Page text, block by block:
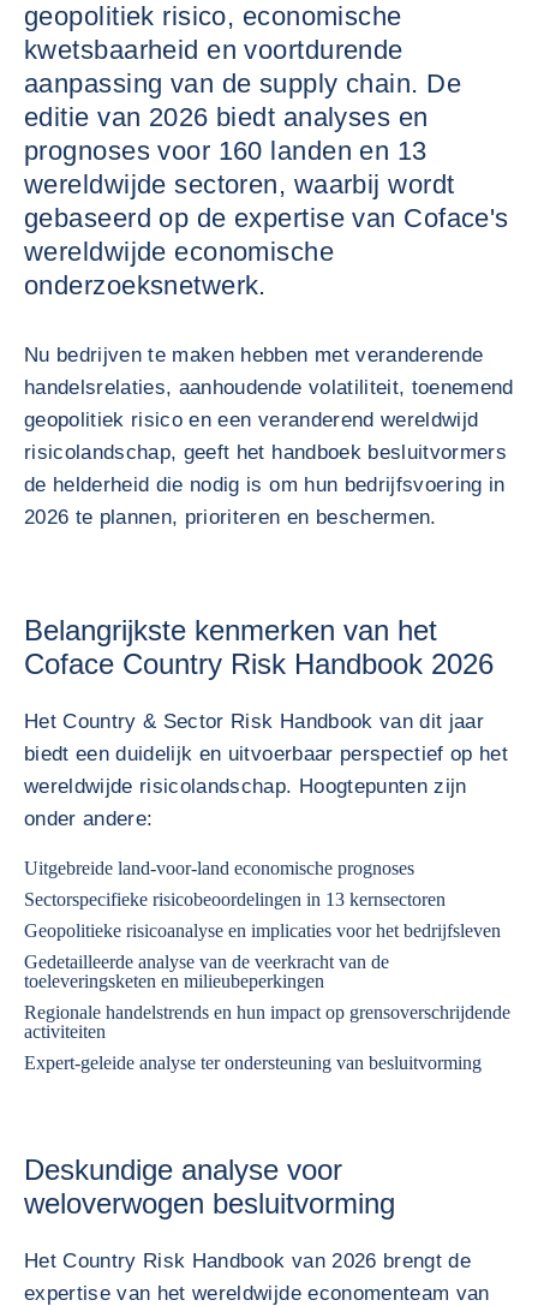
geopolitiek risico, economische
kwetsbaarheid en voortdurende
aanpassing van de supply chain. De
editie van 2026 biedt analyses en
prognoses voor 160 landen en 13
wereldwijde sectoren, waarbij wordt
gebaseerd op de expertise van Coface's
wereldwijde economische
onderzoeksnetwerk.
Nu bedrijven te maken hebben met veranderende
handelsrelaties, aanhoudende volatiliteit, toenemend
geopolitiek risico en een veranderend wereldwijd
risicolandschap, geeft het handboek besluitvormers
de helderheid die nodig is om hun bedrijfsvoering in
2026 te plannen, prioriteren en beschermen.
Belangrijkste kenmerken van het
Coface Country Risk Handbook 2026
Het Country & Sector Risk Handbook van dit jaar
biedt een duidelijk en uitvoerbaar perspectief op het
wereldwijde risicolandschap. Hoogtepunten zijn
onder andere:
Uitgebreide land-voor-land economische prognoses
Sectorspecifieke risicobeoordelingen in 13 kernsectoren
Geopolitieke risicoanalyse en implicaties voor het bedrijfsleven
Gedetailleerde analyse van de veerkracht van de
toeleveringsketen en milieubeperkingen
Regionale handelstrends en hun impact op grensoverschrijdende
activiteiten
Expert-geleide analyse ter ondersteuning van besluitvorming
Deskundige analyse voor
weloverwogen besluitvorming
Het Country Risk Handbook van 2026 brengt de
expertise van het wereldwijde economenteam van